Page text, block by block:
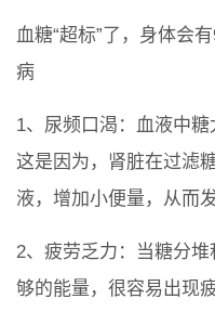
血糖“超标”了，身体会
病
1、尿频口渴：血液中糖
这是因为，肾脏在过滤
液，增加小便量，从而
2、疲劳乏力：当糖分
够的能量，很容易出现